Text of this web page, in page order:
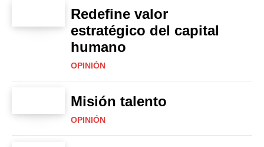
Redefine valor
estratégico del capital
humano
OPINIÓN
Misión talento
OPINIÓN